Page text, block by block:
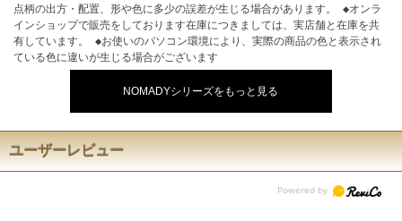
点柄の出方・配置、形や色に多少の誤差が生じる場合があります。 ◆オンラ
インショップで販売をしております在庫につきましては、実店舗と在庫を共
有しています。 ◆お使いのパソコン環境により、実際の商品の色と表示され
ている色に違いが生じる場合がございます
NOMADYシリーズをもっと見る
ユーザーレビュー